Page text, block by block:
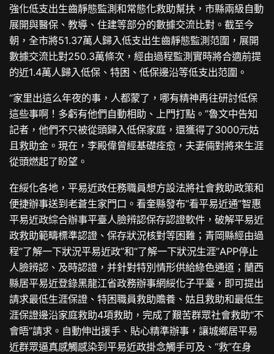
強化低支出生齒靜態監測和常態化救助幫扶，市縣兩級自動
展開與醫保、教導、住建等部分的數據交流比對。截至今
朝，全市將51.37萬人歸入低支出生齒靜態監測范圍，展開
數據交流比對250.3萬條次，經由過程監測實時將合適前提
的近1.4萬人歸入低保、特困、低保邊沿等低支出范圍。
“家里出這么年夜的事，人都蒙了，哪有精神再往研討低保
這些事啊！多虧有他們自動相助、上門打點。”魯文中告知
記者，他們不只被從頭歸入低保家庭，還獲得了3000元姑
且救助金。現在，李殿偉曾經基礎痊愈，夫妻倆對將來生涯
從頭燃起了盼望。
在綏化各地，平易近政任務職員想方設法將社會救助政策和
便捷辦事送到老蒼生家門口。看奎縣發布“看平易近通”智惠
平易近政綜合辦事平臺人臉辨認保存認證軟件，破解平易近
政救助範疇標準認證、保存狀況核對等困難；青岡縣經由過
程“了解一下狀況平易近政”和“了解一下狀況生涯”APP停止
人臉辨認、及時認證，并針對特別情形供給綠色通道；蘭西
縣居平易近登錄黑龍江省政務辦事網綏化子平臺，即可提出
請求最低生涯保證、特困職員救助贍養、姑且救助和最低生
涯保證邊沿家庭救助4項救助，完成了艱苦群眾社會救助“不
會晤”請求。自動伸出援手、貼心精準辦事，讓城鄉居平易
近群眾逼真感觸感染到平易近政掛念觸手可及、“救”在身